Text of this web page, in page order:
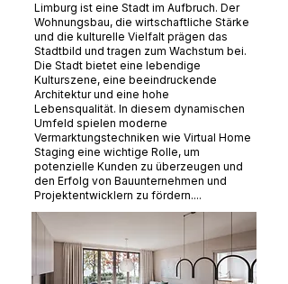
Limburg ist eine Stadt im Aufbruch. Der
Wohnungsbau, die wirtschaftliche Stärke
und die kulturelle Vielfalt prägen das
Stadtbild und tragen zum Wachstum bei.
Die Stadt bietet eine lebendige
Kulturszene, eine beeindruckende
Architektur und eine hohe
Lebensqualität. In diesem dynamischen
Umfeld spielen moderne
Vermarktungstechniken wie Virtual Home
Staging eine wichtige Rolle, um
potenzielle Kunden zu überzeugen und
den Erfolg von Bauunternehmen und
Projektentwicklern zu fördern....